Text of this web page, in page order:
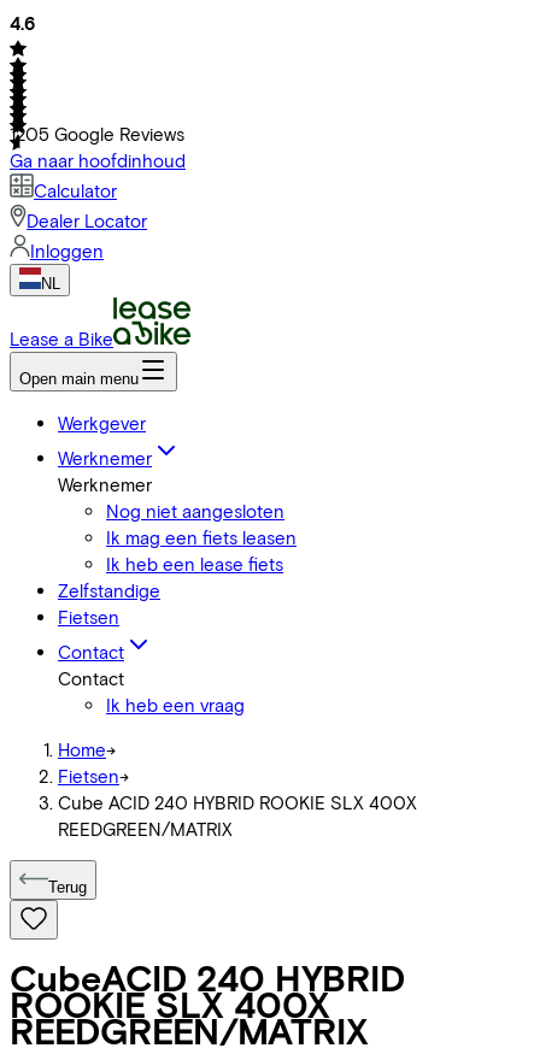
4.6
1205 Google Reviews
Ga naar hoofdinhoud
Calculator
Dealer Locator
Inloggen
NL
Lease a Bike
Open main menu
Werkgever
Werknemer
Werknemer
Nog niet aangesloten
Ik mag een fiets leasen
Ik heb een lease fiets
Zelfstandige
Fietsen
Contact
Contact
Ik heb een vraag
Home->
Fietsen->
Cube ACID 240 HYBRID ROOKIE SLX 400X
REEDGREEN/MATRIX
Terug
CubeACID 240 HYBRID
ROOKIE SLX 400X
REEDGREEN/MATRIX